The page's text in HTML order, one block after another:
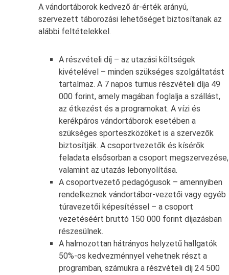
A vándortáborok kedvező ár-érték arányú,
szervezett táborozási lehetőséget biztosítanak az
alábbi feltételekkel.
A részvételi díj – az utazási költségek
kivételével – minden szükséges szolgáltatást
tartalmaz. A 7 napos turnus részvételi díja 49
000 forint, amely magában foglalja a szállást,
az étkezést és a programokat. A vízi és
kerékpáros vándortáborok esetében a
szükséges sporteszközöket is a szervezők
biztosítják. A csoportvezetők és kísérők
feladata elsősorban a csoport megszervezése,
valamint az utazás lebonyolítása.
A csoportvezető pedagógusok – amennyiben
rendelkeznek vándortábor-vezetői vagy egyéb
túravezetői képesítéssel – a csoport
vezetéséért bruttó 150 000 forint díjazásban
részesülnek.
A halmozottan hátrányos helyzetű hallgatók
50%-os kedvezménnyel vehetnek részt a
programban, számukra a részvételi díj 24 500